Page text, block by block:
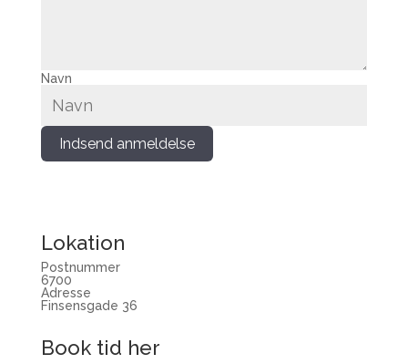
Navn
Indsend anmeldelse
Lokation
Postnummer
6700
Adresse
Finsensgade 36
Book tid her